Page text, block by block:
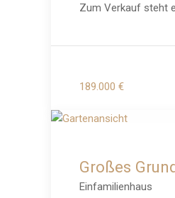
Zum Verkauf steht
189.000 €
Großes
Einfamilienhaus